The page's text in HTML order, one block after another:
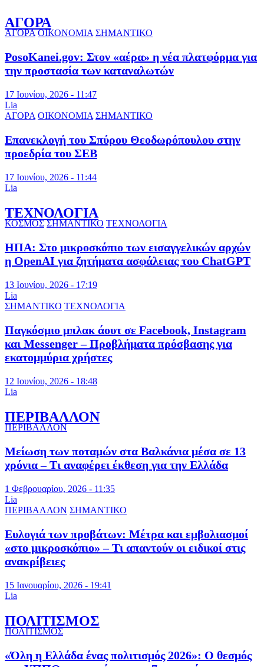
ΑΓΟΡΑ
ΑΓΟΡΑ ΟΙΚΟΝΟΜΙΑ ΣΗΜΑΝΤΙΚΟ
PosoKanei.gov: Στον «αέρα» η νέα πλατφόρμα για
την προστασία των καταναλωτών
17 Ιουνίου, 2026 - 11:47
Lia
ΑΓΟΡΑ ΟΙΚΟΝΟΜΙΑ ΣΗΜΑΝΤΙΚΟ
Επανεκλογή του Σπύρου Θεοδωρόπουλου στην
προεδρία του ΣΕΒ
17 Ιουνίου, 2026 - 11:44
Lia
ΤΕΧΝΟΛΟΓΙΑ
ΚΟΣΜΟΣ ΣΗΜΑΝΤΙΚΟ ΤΕΧΝΟΛΟΓΙΑ
ΗΠΑ: Στο μικροσκόπιο των εισαγγελικών αρχών
η OpenAI για ζητήματα ασφάλειας του ChatGPT
13 Ιουνίου, 2026 - 17:19
Lia
ΣΗΜΑΝΤΙΚΟ ΤΕΧΝΟΛΟΓΙΑ
Παγκόσμιο μπλακ άουτ σε Facebook, Instagram
και Messenger – Προβλήματα πρόσβασης για
εκατομμύρια χρήστες
12 Ιουνίου, 2026 - 18:48
Lia
ΠΕΡΙΒΑΛΛΟΝ
ΠΕΡΙΒΑΛΛΟΝ
Μείωση των ποταμών στα Βαλκάνια μέσα σε 13
χρόνια – Τι αναφέρει έκθεση για την Ελλάδα
1 Φεβρουαρίου, 2026 - 11:35
Lia
ΠΕΡΙΒΑΛΛΟΝ ΣΗΜΑΝΤΙΚΟ
Ευλογιά των προβάτων: Μέτρα και εμβολιασμοί
«στο μικροσκόπιο» – Τι απαντούν οι ειδικοί στις
ανακρίβειες
15 Ιανουαρίου, 2026 - 19:41
Lia
ΠΟΛΙΤΙΣΜΟΣ
ΠΟΛΙΤΙΣΜΟΣ
«Όλη η Ελλάδα ένας πολιτισμός 2026»: Ο θεσμός